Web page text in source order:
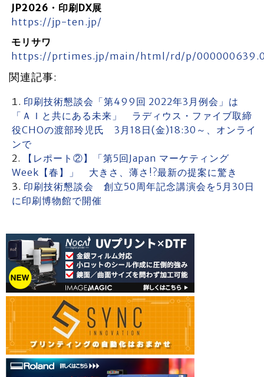
JP2026・印刷DX展
https://jp-ten.jp/
モリサワ
https://prtimes.jp/main/html/rd/p/
関連記事:
印刷技術懇談会「第499回 2022年3月例会」は
「ＡＩと共にある未来」 ラディウス・ファイブ取締
役CHOの渡部玲児氏 3月18日(金)18:30～、オンライ
ンで
【レポート②】「第5回Japan マーケティング
Week【春】」 大きさ、薄さ!?最新の提案に驚き
印刷技術懇談会 創立50周年記念講演会を5月30日
に印刷博物館で開催